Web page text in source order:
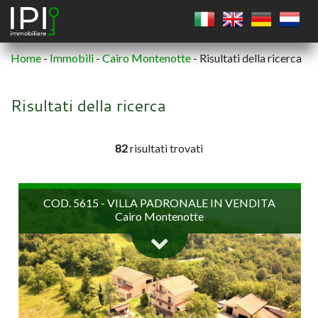
Home-Immobili-Cairo Montenotte-Risultati della ricerca
Risultati della ricerca
82risultati trovati
COD. 5615 - VILLA PADRONALE IN VENDITA
Cairo Montenotte